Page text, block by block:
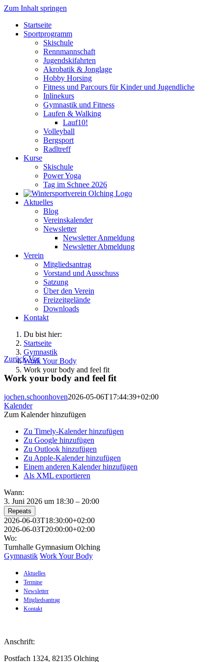
Zum Inhalt springen
Startseite
Sportprogramm
Skischule
Rennmannschaft
Jugendskifahrten
Akrobatik & Jonglage
Hobby Horsing
Fitness und Parcours für Kinder und Jugendliche
Inlinekurs
Gymnastik und Fitness
Laufen & Walking
Lauf10!
Volleyball
Bergsport
Radltreff
Kurse
Skischule
Power Yoga
Tag im Schnee 2026
Aktuelles
Blog
Vereinskalender
Newsletter
Newsletter Anmeldung
Newsletter Abmeldung
Verein
Mitgliedsantrag
Vorstand und Ausschuss
Satzung
Über den Verein
Freizeitgelände
Downloads
Kontakt
Du bist hier:
Startseite
Gymnastik
Work Your Body
Work your body and feel fit
Zurück Vor
Work your body and feel fit
jochen.schoonhoven2026-05-06T17:44:39+02:00
Kalender
Zum Kalender hinzufügen
Zu Timely-Kalender hinzufügen
Zu Google hinzufügen
Zu Outlook hinzufügen
Zu Apple-Kalender hinzufügen
Einem anderen Kalender hinzufügen
Als XML exportieren
Wann:
3. Juni 2026 um 18:30 – 20:00
Repeats
2026-06-03T18:30:00+02:00
2026-06-03T20:00:00+02:00
Wo:
Turnhalle Gymnasium Olching
Gymnastik Work Your Body
Aktuelles
Termine
Newsletter
Mitgliedsantrag
Kontakt
Anschrift:
Postfach 1324, 82135 Olching